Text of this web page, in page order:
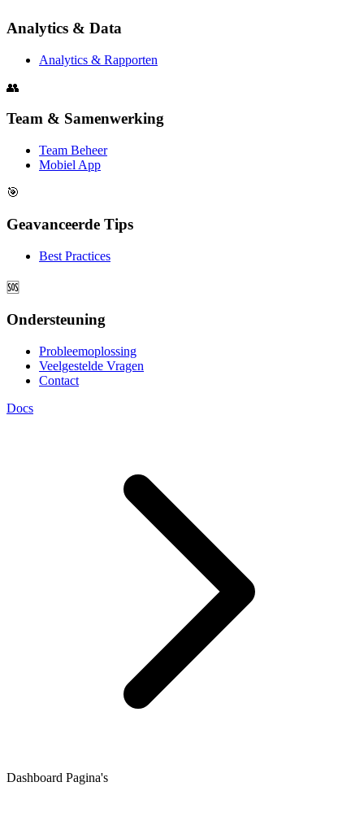
Analytics & Data
Analytics & Rapporten
👥
Team & Samenwerking
Team Beheer
Mobiel App
🎯
Geavanceerde Tips
Best Practices
🆘
Ondersteuning
Probleemoplossing
Veelgestelde Vragen
Contact
Docs
Dashboard Pagina's